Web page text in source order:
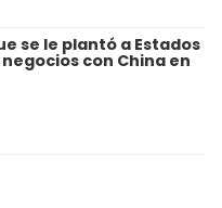
se le plantó a Estados
con China en